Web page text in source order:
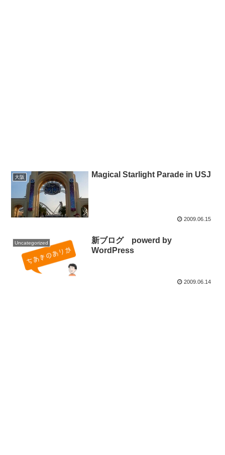
大阪 Magical Starlight Parade in USJ
2009.06.15
Uncategorized
新ブログ powerd by
WordPress
2009.06.14